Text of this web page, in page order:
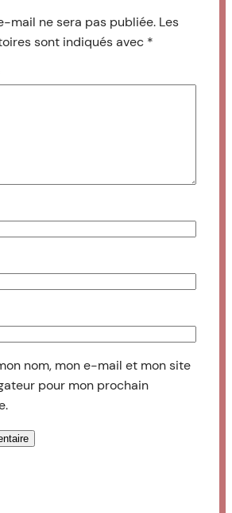
mail ne sera pas publiée. Les
sont indiqués avec *
nom, mon e-mail et mon site
pour mon prochain